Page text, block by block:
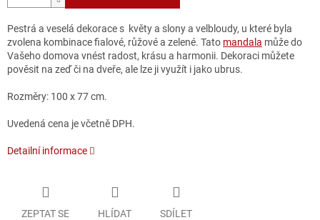
Pestrá a veselá dekorace s květy a slony a velbloudy, u které byla
zvolena kombinace fialové, růžové a zelené. Tato mandala může do
Vašeho domova vnést radost, krásu a harmonii. Dekoraci můžete
pověsit na zeď či na dveře, ale lze ji využít i jako ubrus.
Rozměry: 100 x 77 cm.
Uvedená cena je včetně DPH.
Detailní informace
ZEPTAT SE HLÍDAT SDÍLET